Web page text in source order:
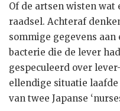
Of de artsen wisten wat
raadsel. Achteraf
sommige gegevens
bacterie die de lever
gespeculeerd over
ellendige situatie laafde
van twee Japanse